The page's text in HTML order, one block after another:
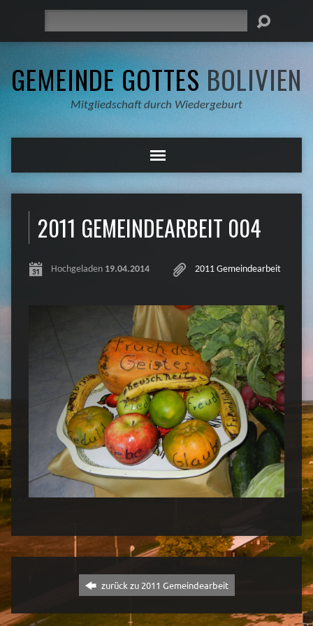
GEMEINDE GOTTES BOLIVIEN
Mitgliedschaft durch Wiedergeburt
2011 GEMEINDEARBEIT 004
Hochgeladen 19.04.2014 2011 Gemeindearbeit
zurück zu 2011 Gemeindearbeit